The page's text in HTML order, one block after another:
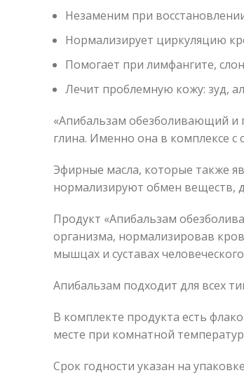
Незаменим при
Нормализирует циркуляцию
Помогает при лимфангите,
Лечит проблемную кожу: зуд,
«Апибальзам обезболивающий и
глина. Именно она в комплексе
Эфирные масла, которые также
нормализируют обмен веществ,
Продукт «Апибальзам
организма, нормализировав
мышцах и суставах
Апибальзам подходит для всех
В комплекте продукта есть
месте при комнатной
Срок годности указан на